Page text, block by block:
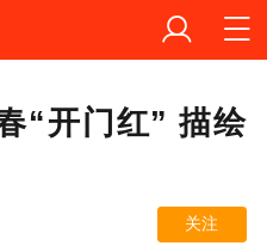
“开门红” 描绘
关注